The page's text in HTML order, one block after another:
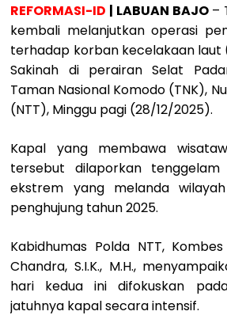
REFORMASI-ID | LABUAN BAJO –
kembali melanjutkan operasi
terhadap korban kecelakaan laut
Sakinah di perairan Selat
Taman Nasional Komodo (TNK),
(NTT), Minggu pagi (28/12/2025).
Kapal yang membawa
tersebut dilaporkan
ekstrem yang melanda
penghujung tahun 2025.
Kabidhumas Polda NTT,
Chandra, S.I.K., M.H.,
hari kedua ini difokuskan
jatuhnya kapal secara intensif.